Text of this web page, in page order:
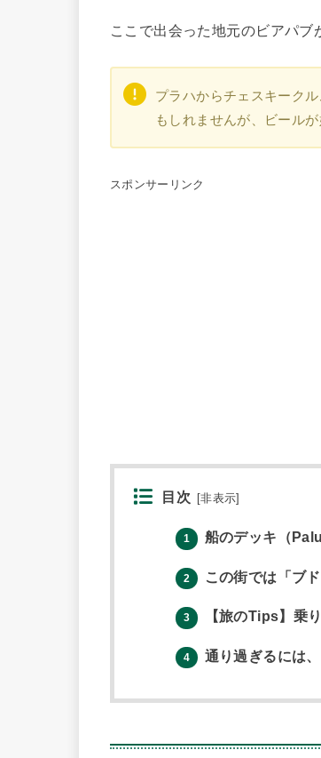
ここで出会った地元のビアパブ
プラハからチェスキーク
もしれませんが、ビール
スポンサーリンク
目次 [非表示
1 船のデッキ（
2 この街では「ブ
3 【旅のTips】乗
4 通り過ぎるには